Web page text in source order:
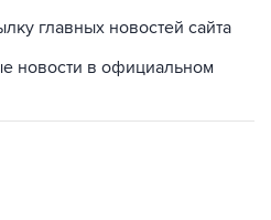
главных новостей сайта
новости в официальном